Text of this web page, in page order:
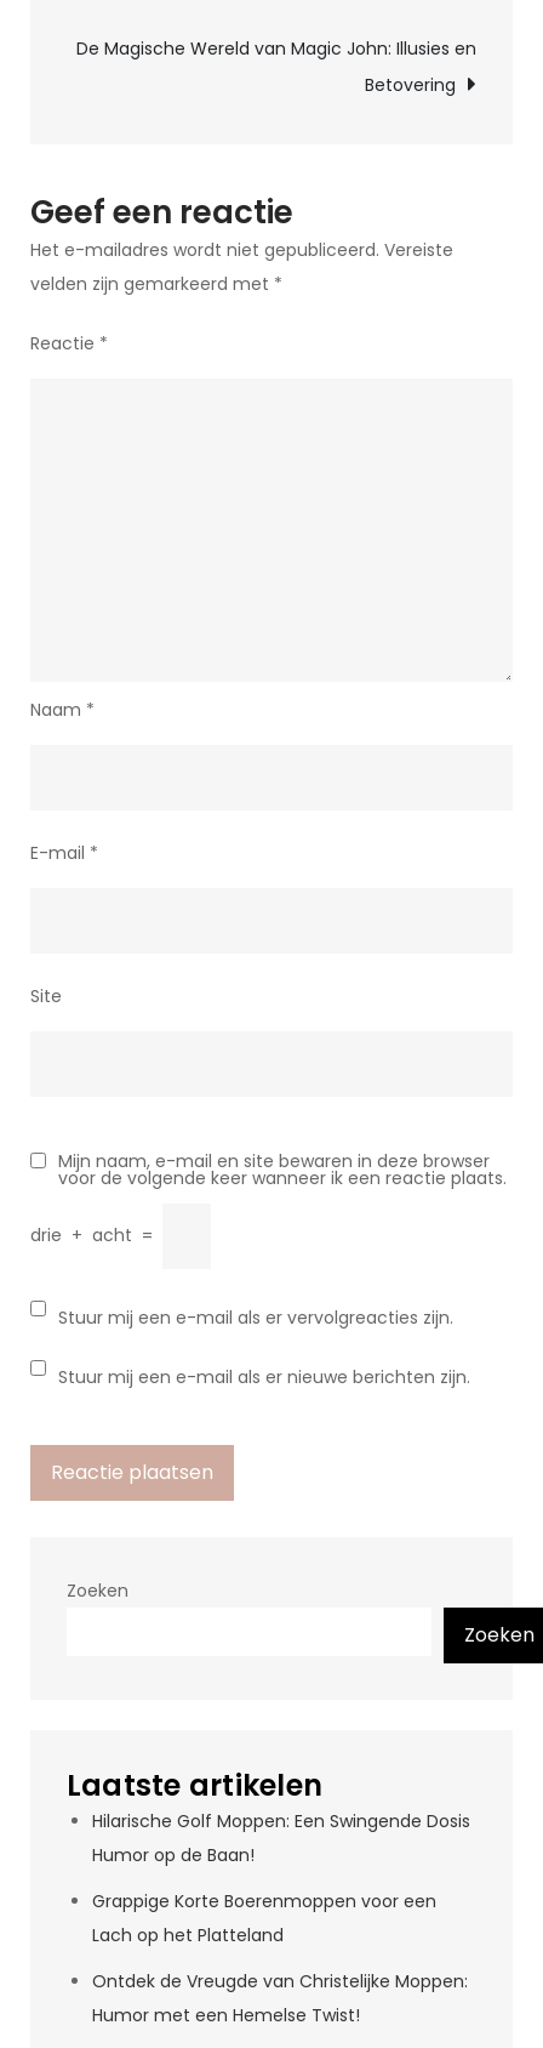
Raadsels:
Vermaak
en
Verbeelding
De Magische Wereld van Magic John: Illusies en
Betovering
Geef een reactie
Het e-mailadres wordt niet gepubliceerd. Vereiste
velden zijn gemarkeerd met *
Reactie *
Naam *
E-mail *
Site
Mijn naam, e-mail en site bewaren in deze browser
voor de volgende keer wanneer ik een reactie plaats.
drie + acht =
Stuur mij een e-mail als er vervolgreacties zijn.
Stuur mij een e-mail als er nieuwe berichten zijn.
Zoeken
Zoeken
Laatste artikelen
Hilarische Golf Moppen: Een Swingende Dosis
Humor op de Baan!
Grappige Korte Boerenmoppen voor een
Lach op het Platteland
Ontdek de Vreugde van Christelijke Moppen:
Humor met een Hemelse Twist!